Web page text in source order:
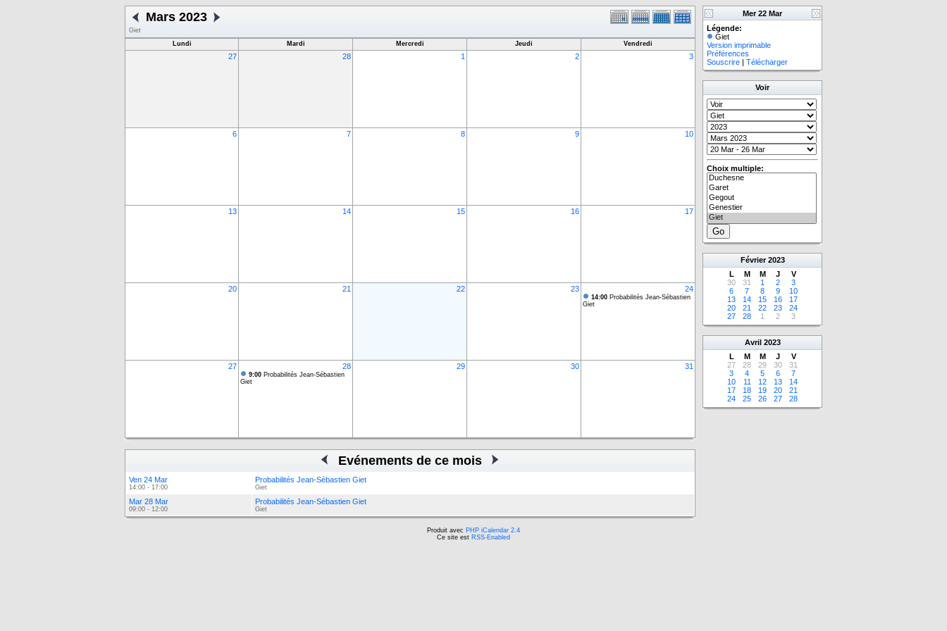
Mars 2023
Giet
Lundi
Mardi Mercredi Jeudi Vendredi
27 28 1 2 3
6 7 8 9 10
13 14 15 16 17
20 21 22 23 24
14:00 Probabilités Jean-Sébastien
Giet
27 28
9:00 Probabilités Jean-Sébastien
Giet
29 30 31
Evénements de ce mois
Ven 24 Mar
14:00 - 17:00
Probabilités Jean-Sébastien Giet
Giet
Mar 28 Mar
09:00 - 12:00
Probabilités Jean-Sébastien Giet
Giet
Mer 22 Mar
Légende:
Giet
Version imprimable
Préférences
Souscrire | Télécharger
Voir
Choix multiple:
Février 2023
L
M M J
V
30
31 1 2
3
6
7 8 9
10
13
14 15 16
17
20
21 22 23
24
27
28 1 2 3
Avril 2023
L
M M J
V
27
28 29 30
31
3
4 5 6
7
10
11 12 13
14
17
18 19 20
21
24
25 26 27 28
Produit avec PHP iCalendar 2.4
Ce site est RSS-Enabled